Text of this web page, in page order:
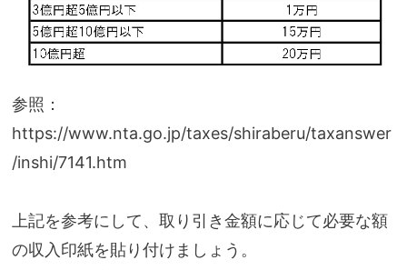
参照：
https://www.nta.go.jp/taxes/shiraberu/taxanswer
/inshi/7141.htm
上記を参考にして、取り引き金額に応じて必要な額
の収入印紙を貼り付けましょう。